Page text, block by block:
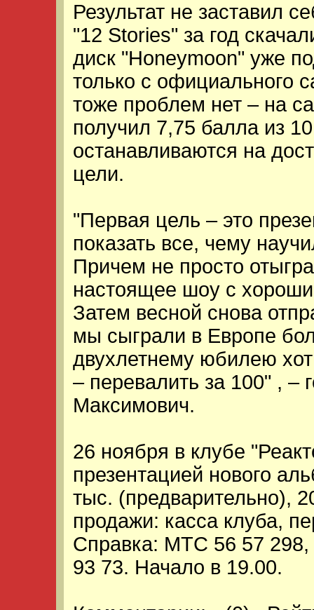
Результат не заставил
"12 Stories" за год
диск "Honeymoon" уже
только с официального
тоже проблем нет – на
получил 7,75 балла из
останавливаются на
цели.
"Первая цель – это
показать все, чему
Причем не просто
настоящее шоу с
Затем весной снова
мы сыграли в Европе
двухлетнему юбилею
– перевалить за 100" , –
Максимович.
26 ноября в клубе
презентацией нового
тыс. (предварительно),
продажи: касса клуба,
Справка: МТС 56 57 298,
93 73. Начало в 19.00.